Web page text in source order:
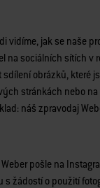
vidíme, jak se naše
na sociálních sítích v
sdílení obrázků, které
stránkách nebo
náš zpravodaj
pošle na
s žádostí o použití